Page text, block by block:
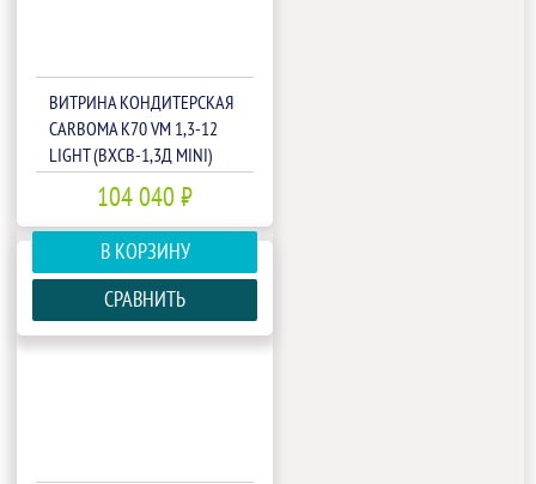
ВИТРИНА КОНДИТЕРСКАЯ
CARBOMA K70 VM 1,3-12
LIGHT (ВХСВ-1,3Д MINI)
104 040 ₽
В КОРЗИНУ
СРАВНИТЬ